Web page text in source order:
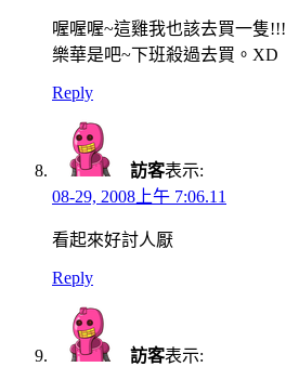
喔喔喔~這雞我也該去買一隻!!!
樂華是吧~下班殺過去買。XD
Reply
訪客表示:
08-29, 2008上午 7:06.11
看起來好討人厭
Reply
訪客表示: